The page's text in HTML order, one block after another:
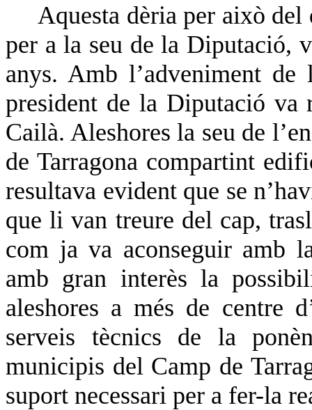
Aquesta dèria per això
per a la seu de la Diputació,
anys. Amb l’adveniment
president de la Diputació va
Cailà. Aleshores la seu de
de Tarragona compartint
resultava evident que se
que li van treure del cap,
com ja va aconseguir amb
amb gran interès la
aleshores a més de centre
serveis tècnics de la
municipis del Camp de
suport necessari per a fer-la